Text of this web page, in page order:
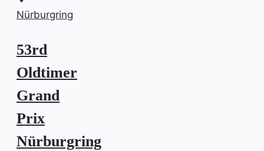
Nürburgring
53rd
Oldtimer
Grand
Prix
Nürburgring